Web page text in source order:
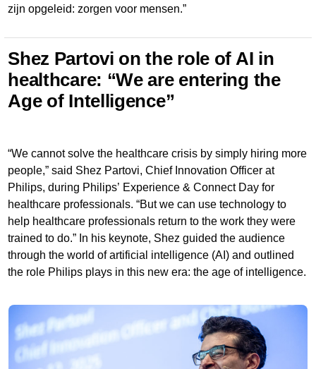
zijn opgeleid: zorgen voor mensen.”
Shez Partovi on the role of AI in
healthcare: “We are entering the
Age of Intelligence”
“We cannot solve the healthcare crisis by simply hiring more
people,” said Shez Partovi, Chief Innovation Officer at
Philips, during Philips’ Experience & Connect Day for
healthcare professionals. “But we can use technology to
help healthcare professionals return to the work they were
trained to do.” In his keynote, Shez guided the audience
through the world of artificial intelligence (AI) and outlined
the role Philips plays in this new era: the age of intelligence.